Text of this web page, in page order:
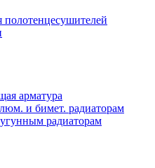
арматура
и бимет. радиаторам
радиаторам